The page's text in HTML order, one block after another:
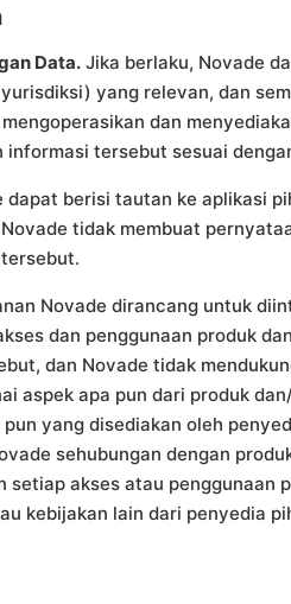
Data. Jika berlaku, Novade
yang relevan, dan
dan
tersebut sesuai
dapat berisi tautan ke aplikasi
tidak membuat
Novade dirancang untuk
dan penggunaan produk
dan Novade tidak
aspek apa pun dari produk
yang disediakan oleh
sehubungan dengan
setiap akses atau
kebijakan lain dari penyedia